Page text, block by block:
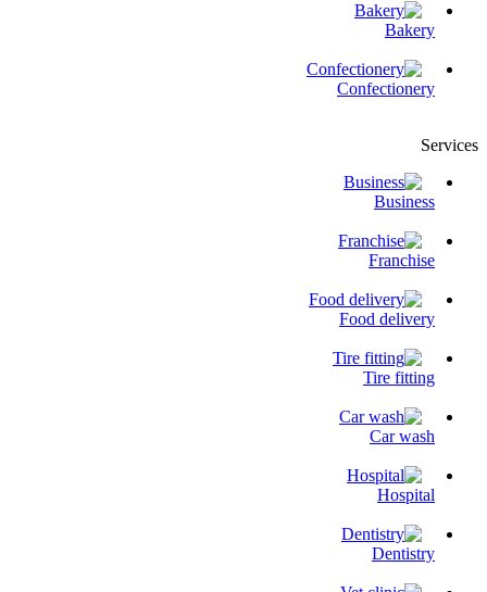
Bakery
Confectionery
Services
Business
Franchise
Food delivery
Tire fitting
Сar wash
Hospital
Dentistry